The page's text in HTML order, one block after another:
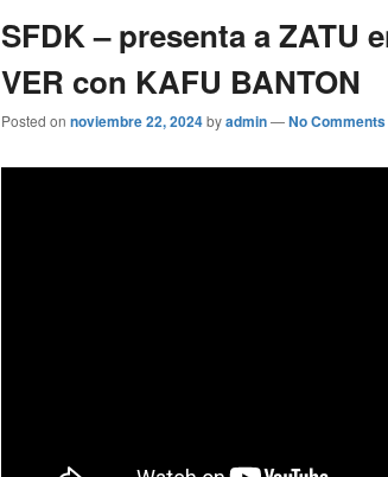
SFDK – presenta a ZATU
VER con KAFU BANTON
Posted on noviembre 22, 2024byadmin—No